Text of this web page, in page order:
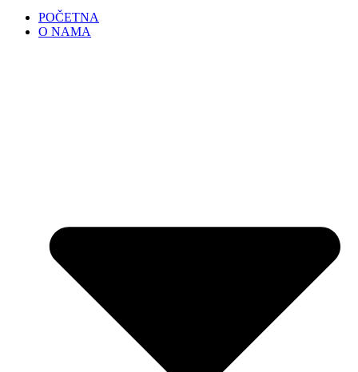
POČETNA
O NAMA